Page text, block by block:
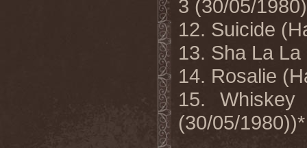
3 (30/05/
12. Suicide
13. Sha La
14. Rosalie
15.
(30/05/1980))*